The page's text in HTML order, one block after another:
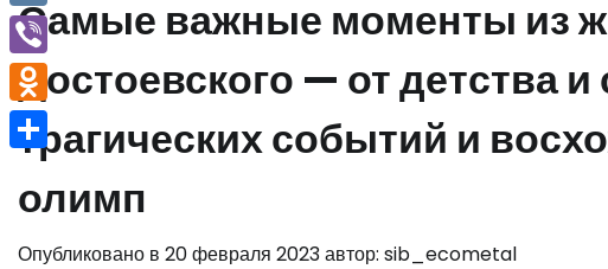
Самые важные моменты из
Достоевского — от детства
трагических событий и
олимп
Опубликовано в 20 февраля 2023автор: sib_ecometal
VK
Viber
Odnoklassniki
Отправить